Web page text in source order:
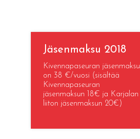
Jäsenmaksu 2018
Kivennapaseuran jäsenmaksu
on 38 €/vuosi (sisältää
Kivennapaseuran
jäsenmaksun 18€ ja Karjalan
liiton jäsenmaksun 20€)